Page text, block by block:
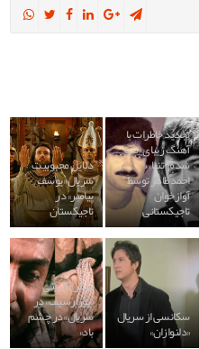
تجدید خاطرات با
آهنگ زیبای «تنها
شدم، تنها»
احمدظاهر توسط
آوازخوان
تاجیکستانی
دلایل محبوبیت
سریال «یوسف
پیامبر» در
تاجیکستان
سکانسی از سریال
«دلنوازان»
نقش آفرینی
«یوزارسیف» در
سریال «در چشم
باد»